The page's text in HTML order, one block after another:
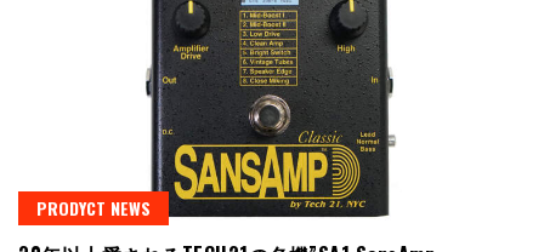
PRODYCT NEWS